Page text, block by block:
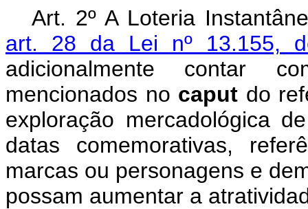
Art. 2º A Loteria
art. 28 da Lei nº 13.155,
adicionalmente contar
mencionados no caput do
exploração mercadológica
datas comemorativas,
marcas ou personagens e
possam aumentar a